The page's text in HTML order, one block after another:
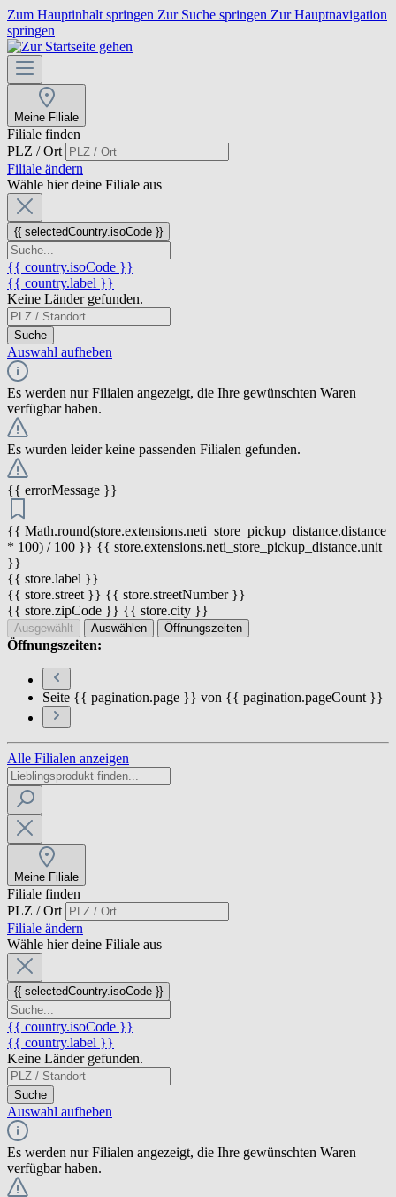
Zum Hauptinhalt springen Zur Suche springen Zur Hauptnavigation
springen
Meine Filiale
Filiale finden
PLZ / Ort
Filiale ändern
Wähle hier deine Filiale aus
{{ selectedCountry.isoCode }}
{{ country.isoCode }}
{{ country.label }}
Keine Länder gefunden.
Suche
Auswahl aufheben
Es werden nur Filialen angezeigt, die Ihre gewünschten Waren
verfügbar haben.
Es wurden leider keine passenden Filialen gefunden.
{{ errorMessage }}
{{ Math.round(store.extensions.neti_store_pickup_distance.distance
* 100) / 100 }} {{ store.extensions.neti_store_pickup_distance.unit
}}
{{ store.label }}
{{ store.street }} {{ store.streetNumber }}
{{ store.zipCode }} {{ store.city }}
Ausgewählt Auswählen Öffnungszeiten
Öffnungszeiten:
Seite {{ pagination.page }} von {{ pagination.pageCount }}
Alle Filialen anzeigen
Meine Filiale
Filiale finden
PLZ / Ort
Filiale ändern
Wähle hier deine Filiale aus
{{ selectedCountry.isoCode }}
{{ country.isoCode }}
{{ country.label }}
Keine Länder gefunden.
Suche
Auswahl aufheben
Es werden nur Filialen angezeigt, die Ihre gewünschten Waren
verfügbar haben.